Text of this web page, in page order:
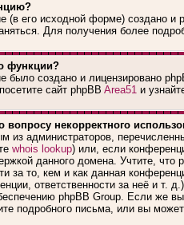
(в его исходной форме) создано и
Для получения более
функции?
было создано и лицензировано
сайт phpBB Area51 и
вопросу некорректного
из администраторов,
whois lookup) или, если
данного домена. Учтите, что
за то, кем и как данная
ответственности за неё и т.
phpBB Group. Если же
подробного письма, или вы